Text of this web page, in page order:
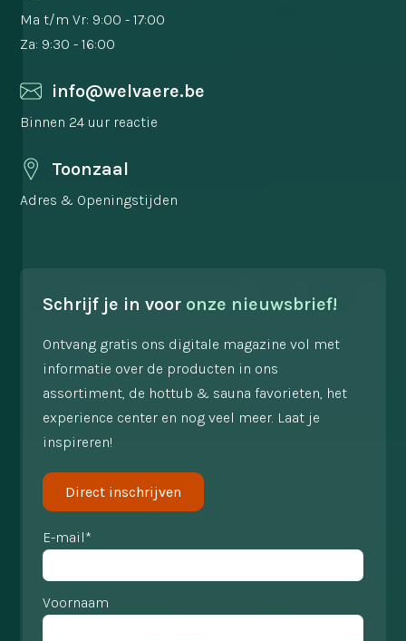
Ma t/m Vr: 9:00 - 17:00
Za: 9:30 - 16:00
info@welvaere.be
Binnen 24 uur reactie
Toonzaal
Adres & Openingstijden
Schrijf je in voor onze nieuwsbrief!
Ontvang gratis ons digitale magazine vol met
informatie over de producten in ons
assortiment, de hottub & sauna favorieten, het
experience center en nog veel meer. Laat je
inspireren!
Direct inschrijven
E-mail*
Voornaam